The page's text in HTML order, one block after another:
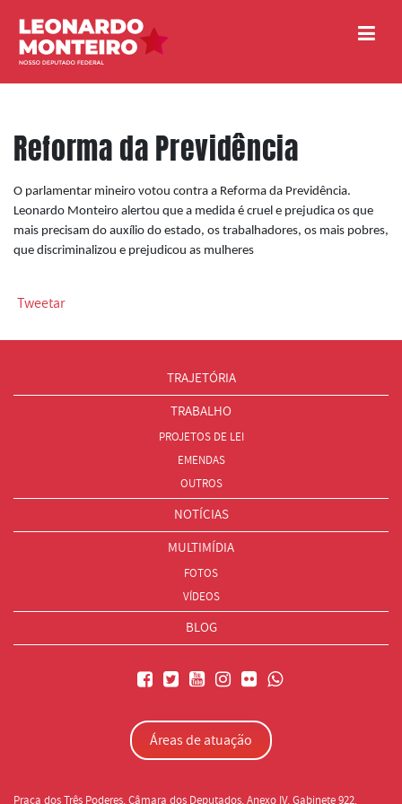
Reforma da Previdência
O parlamentar mineiro votou contra a Reforma da Previdência.
Leonardo Monteiro alertou que a medida é cruel e prejudica os que
mais precisam do auxílio do estado, os trabalhadores, os mais pobres,
que discriminalizou e prejudicou as mulheres
Tweetar
TRAJETÓRIA
TRABALHO
PROJETOS DE LEI
EMENDAS
OUTROS
NOTÍCIAS
MULTIMÍDIA
FOTOS
VÍDEOS
BLOG
Áreas de atuação
Praça dos Três Poderes, Câmara dos Deputados, Anexo IV, Gabinete 922.